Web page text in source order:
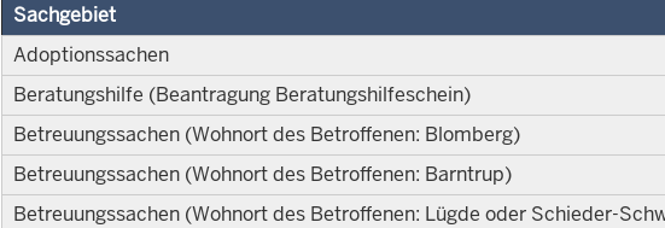
Sachgebiet
Adoptionssachen
Beratungshilfe (Beantragung Beratungshilfeschein)
Betreuungssachen (Wohnort des Betroffenen: Blomberg)
Betreuungssachen (Wohnort des Betroffenen: Barntrup)
Betreuungssachen (Wohnort des Betroffenen: Lügde oder Schieder-